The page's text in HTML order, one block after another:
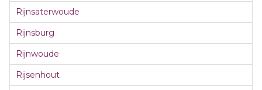
Rijnsaterwoude
Rijnsburg
Rijnwoude
Rijsenhout